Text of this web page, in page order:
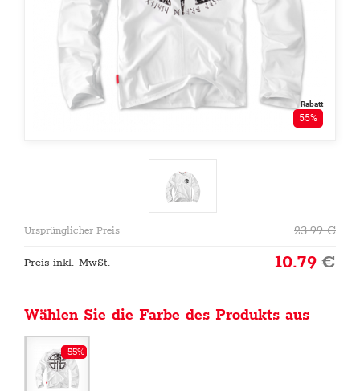
Rabatt
55%
Ursprünglicher Preis 23.99€
Preis inkl. MwSt. 10.79€
Wählen Sie die Farbe des Produkts aus
-55%